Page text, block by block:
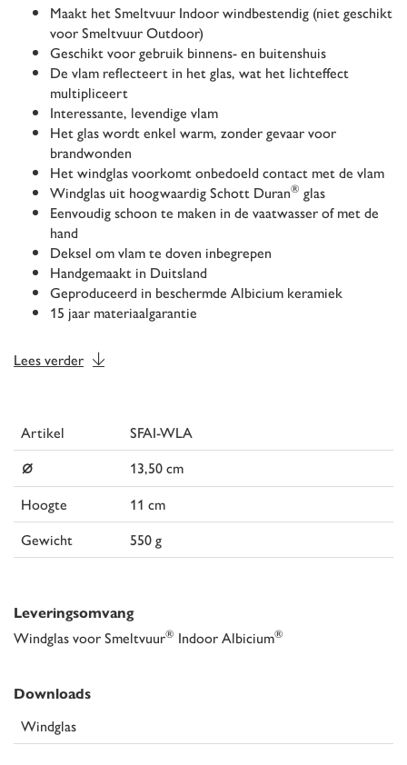
Maakt het Smeltvuur Indoor windbestendig (niet geschikt
voor Smeltvuur Outdoor)
Geschikt voor gebruik binnens- en buitenshuis
De vlam reflecteert in het glas, wat het lichteffect
multipliceert
Interessante, levendige vlam
Het glas wordt enkel warm, zonder gevaar voor
brandwonden
Het windglas voorkomt onbedoeld contact met de vlam
Windglas uit hoogwaardig Schott Duran® glas
Eenvoudig schoon te maken in de vaatwasser of met de
hand
Deksel om vlam te doven inbegrepen
Handgemaakt in Duitsland
Geproduceerd in beschermde Albicium keramiek
15 jaar materiaalgarantie
Lees verder
Artikel SFAI-WLA
⌀
13,50 cm
Hoogte
11 cm
Gewicht
550 g
Leveringsomvang
Windglas voor Smeltvuur® Indoor Albicium®
Downloads
Windglas